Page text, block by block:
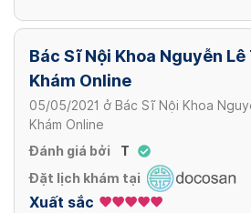
Bác Sĩ Nội Khoa Nguyễn
Khám Online
05/05/2021 ở Bác Sĩ Nội Khoa
Khám Online
Đánh giá bởi
T
Đặt lịch khám tại
Xuất sắc